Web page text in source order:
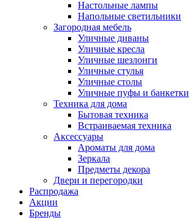
Настольные лампы
Напольные светильники
Загородная мебель
Уличные диваны
Уличные кресла
Уличные шезлонги
Уличные стулья
Уличные столы
Уличные пуфы и банкетки
Техника для дома
Бытовая техника
Встраиваемая техника
Аксессуары
Ароматы для дома
Зеркала
Предметы декора
Двери и перегородки
Распродажа
Акции
Бренды